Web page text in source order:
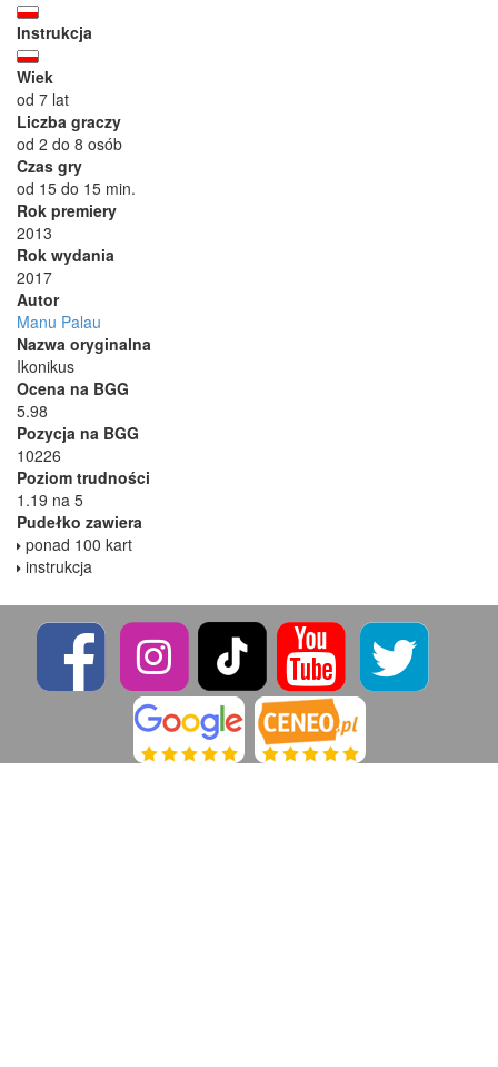
Instrukcja
Wiek
od 7 lat
Liczba graczy
od 2 do 8 osób
Czas gry
od 15 do 15 min.
Rok premiery
2013
Rok wydania
2017
Autor
Manu Palau
Nazwa oryginalna
Ikonikus
Ocena na BGG
5.98
Pozycja na BGG
10226
Poziom trudności
1.19 na 5
Pudełko zawiera
ponad 100 kart
instrukcja